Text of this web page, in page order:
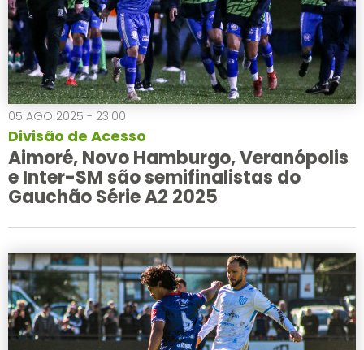
05 AGO 2025 - 23:00
Divisão de Acesso
Aimoré, Novo Hamburgo, Veranópolis
e Inter-SM são semifinalistas do
Gauchão Série A2 2025